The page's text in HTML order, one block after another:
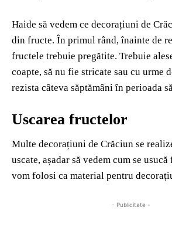
Haide să vedem ce decorațiuni de
din fructe. În primul rând, înainte de
fructele trebuie pregătite. Trebuie
coapte, să nu fie stricate sau cu urme
rezista câteva săptămâni în perioada
Uscarea fructelor
Multe decorațiuni de Crăciun se
uscate, așadar să vedem cum se
vom folosi ca material pentru
- Publicitate -